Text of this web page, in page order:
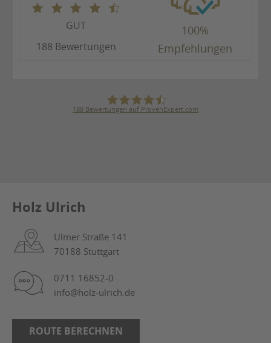
GUT
188 Bewertungen
100%
Empfehlungen
188 Bewertungen auf ProvenExpert.com
Holz Ulrich
Ulmer Straße 141
70188 Stuttgart
0711 16852-0
info@holz-ulrich.de
ROUTE BERECHNEN